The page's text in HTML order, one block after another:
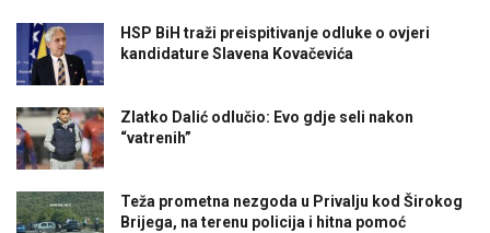
HSP BiH traži preispitivanje odluke o ovjeri
kandidature Slavena Kovačevića
Zlatko Dalić odlučio: Evo gdje seli nakon
“vatrenih”
Teža prometna nezgoda u Privalju kod Širokog
Brijega, na terenu policija i hitna pomoć